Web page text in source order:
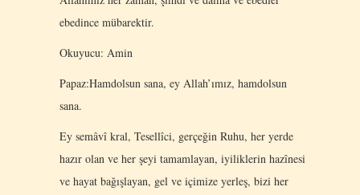
ebedince mübarektir.
Okuyucu: Amin
Papaz:Hamdolsun sana, ey Allah’ımız, hamdolsun
sana.
Ey semâvî kral, Tesellîci, gerçeğin Ruhu, her yerde
hazır olan ve her şeyi tamamlayan, iyiliklerin hazînesi
ve hayat bağışlayan, gel ve içimize yerleş, bizi her